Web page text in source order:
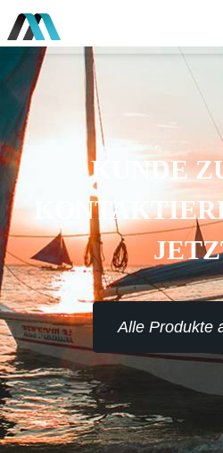
KUNDE
Alle Produkte